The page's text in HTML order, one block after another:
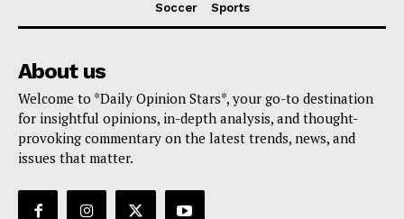
Soccer
Sports
About us
Welcome to *Daily Opinion Stars*, your go-to destination
for insightful opinions, in-depth analysis, and thought-
provoking commentary on the latest trends, news, and
issues that matter.